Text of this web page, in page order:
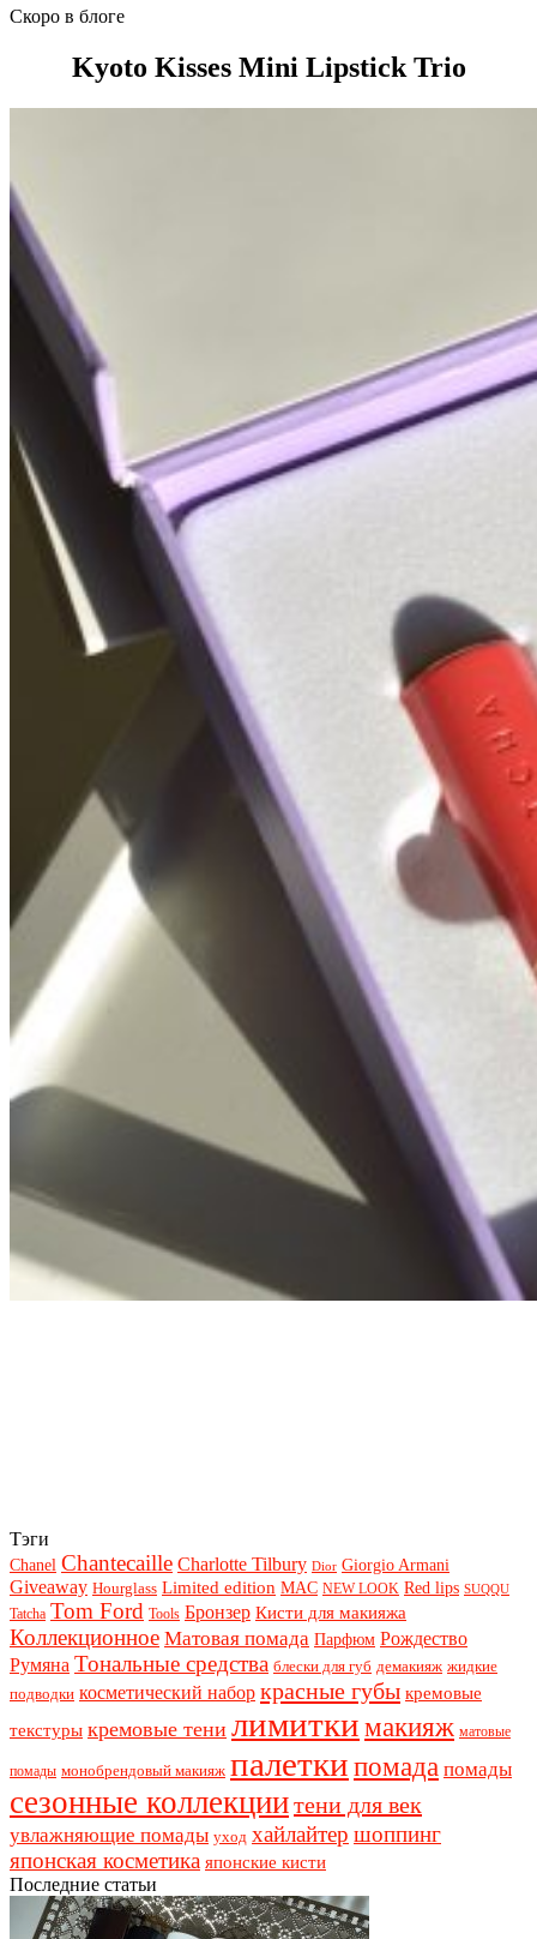
Скоро в блоге
Kyoto Kisses Mini Lipstick Trio
Тэги
Chanel Chantecaille Charlotte Tilbury Dior Giorgio Armani
Giveaway Hourglass Limited edition MAC NEW LOOK Red lips SUQQU
Tatcha Tom Ford Tools Бронзер Кисти для макияжа
Коллекционное Матовая помада Парфюм Рождество
Румяна Тональные средства блески для губ демакияж жидкие
подводки косметический набор красные губы кремовые
текстуры кремовые тени лимиткимакияж матовые
помады монобрендовый макияж палеткипомада помады
сезонные коллекциитени для век
увлажняющие помады уход хайлайтер шоппинг
японская косметика японские кисти
Последние статьи